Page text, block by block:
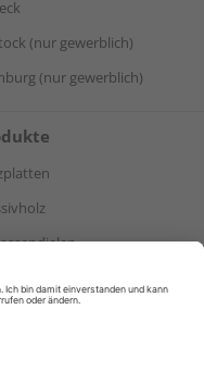
(nur gewerblich)
(nur gewerblich)